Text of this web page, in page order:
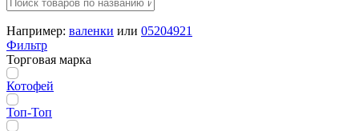
Например: валенки или 05204921
Фильтр
Торговая марка
Котофей
Топ-Топ